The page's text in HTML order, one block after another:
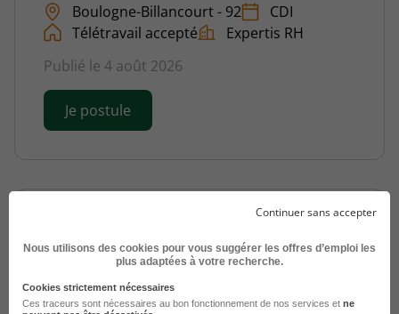
Boulogne-Billancourt - 92
CDI
Télétravail accepté
Expertis RH
Publié le 4 août 2026
Je postule
Collaborateur Comptable Confirmé H/F
Continuer sans accepter
Nous utilisons des cookies pour vous suggérer les offres d’emploi les
plus adaptées à votre recherche.
Cookies strictement nécessaires
Ces traceurs sont nécessaires au bon fonctionnement de nos services et ne